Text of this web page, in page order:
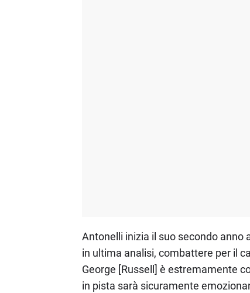
Antonelli inizia il suo secondo anno
in ultima analisi, combattere per il
George [Russell] è estremamente
in pista sarà sicuramente